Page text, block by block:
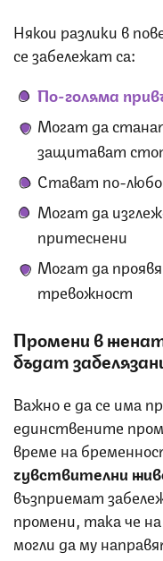
Някои разлики в
се забележат са:
По-голяма
Могат да
защитават
Стават по-
Могат да
притеснени
Могат да
тревожност
Промени в
бъдат
Важно е да се има
единствените
време на
чувствителни
възприемат
промени, така че
могли да му